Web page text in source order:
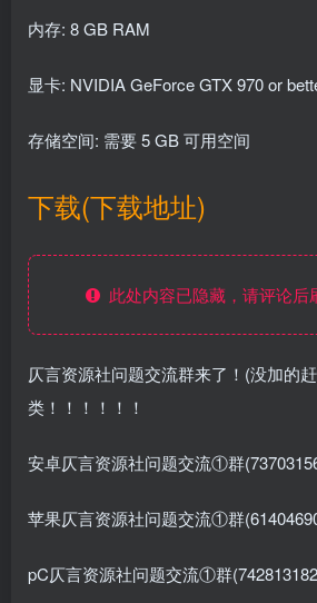
内存: 8 GB RAM
显卡: NVIDIA GeForce GTX 970 or
存储空间: 需要 5 GB 可用空间
下载(下载地址)
此处内容已隐藏，请评论后
仄言资源社问题交流群来了！(没加的
类！！！！！！
安卓仄言资源社问题交流①群
苹果仄言资源社问题交流①群
pC仄言资源社问题交流①群